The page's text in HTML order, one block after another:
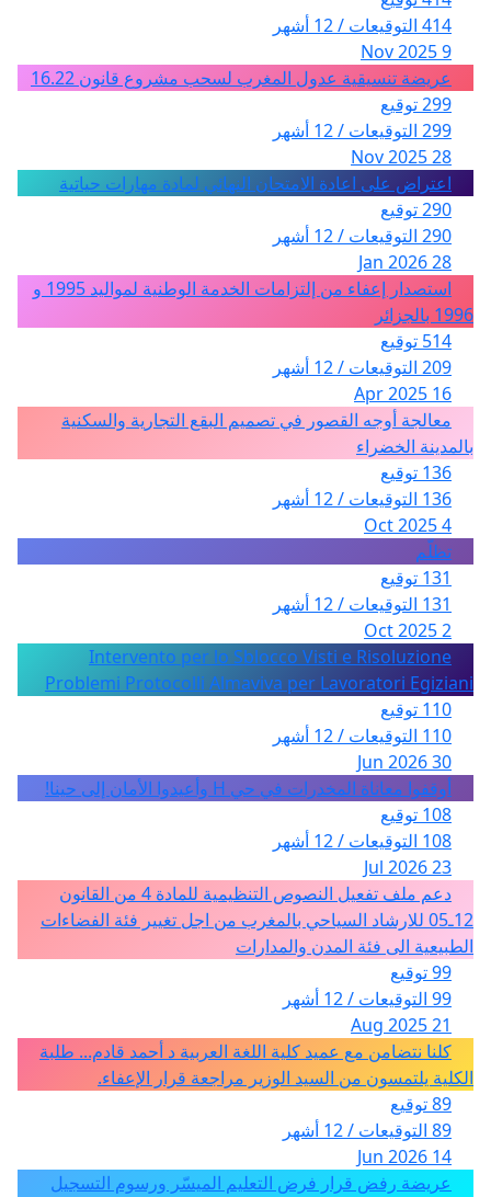
414 التوقيعات / 12 أشهر
9 Nov 2025
عريضة تنسيقية عدول المغرب لسحب مشروع قانون 16.22
299 توقيع
299 التوقيعات / 12 أشهر
28 Nov 2025
اعتراض على اعادة الامتحان النهائي لمادة مهارات حياتية
290 توقيع
290 التوقيعات / 12 أشهر
28 Jan 2026
استصدار إعفاء من إلتزامات الخدمة الوطنية لمواليد 1995 و
1996 بالجزائر
514 توقيع
209 التوقيعات / 12 أشهر
16 Apr 2025
معالجة أوجه القصور في تصميم البقع التجارية والسكنية
بالمدينة الخضراء
136 توقيع
136 التوقيعات / 12 أشهر
4 Oct 2025
تظلّم
131 توقيع
131 التوقيعات / 12 أشهر
2 Oct 2025
Intervento per lo Sblocco Visti e Risoluzione
Problemi Protocolli Almaviva per Lavoratori Egiziani
110 توقيع
110 التوقيعات / 12 أشهر
30 Jun 2026
أوقفوا معاناة المخدرات في حي H وأعيدوا الأمان إلى حينا!
108 توقيع
108 التوقيعات / 12 أشهر
23 Jul 2026
دعم ملف تفعيل النصوص التنظيمية للمادة 4 من القانون
12ـ05 للارشاد السياحي بالمغرب من اجل تغيير فئة الفضاءات
الطبيعية الى فئة المدن والمدارات
99 توقيع
99 التوقيعات / 12 أشهر
21 Aug 2025
كلنا نتضامن مع عميد كلية اللغة العربية د أحمد قادم... طلبة
الكلية يلتمسون من السيد الوزير مراجعة قرار الإعفاء.
89 توقيع
89 التوقيعات / 12 أشهر
14 Jun 2026
عريضة رفض قرار فرض التعليم الميسّر ورسوم التسجيل